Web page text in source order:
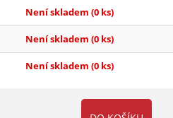
Není skladem (0 ks)
Není skladem (0 ks)
Není skladem (0 ks)